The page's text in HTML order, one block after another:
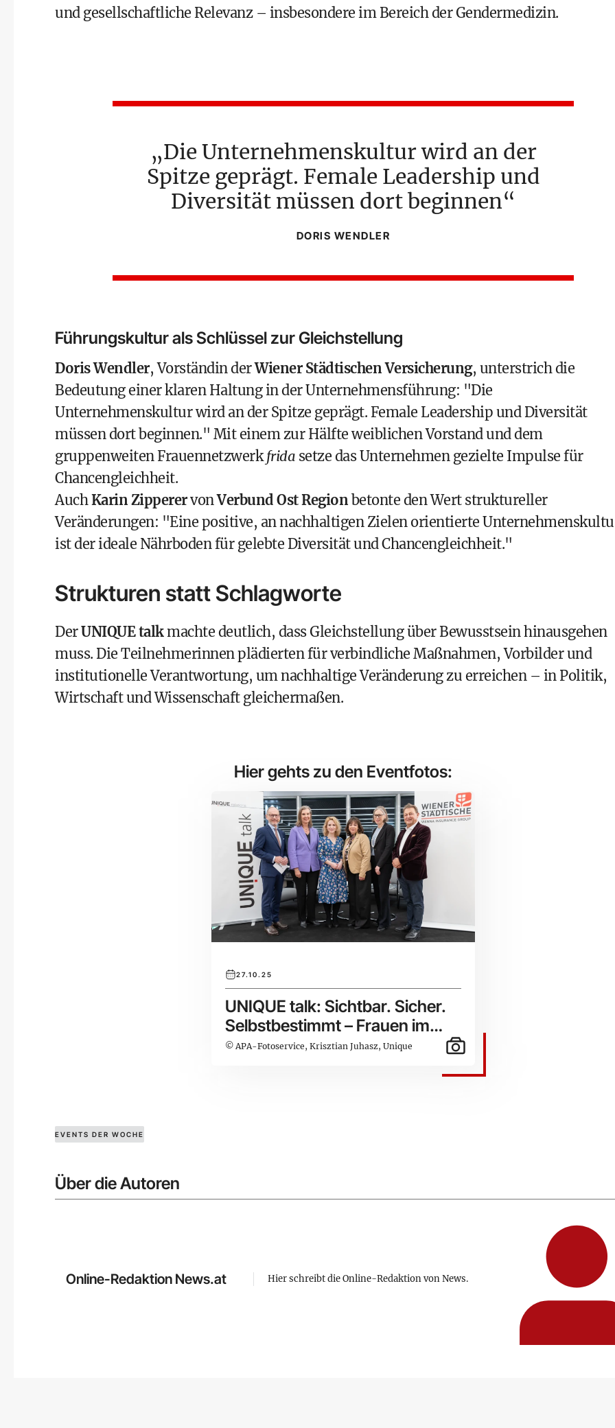
und gesellschaftliche Relevanz – insbesondere im Bereich der Gendermedizin.
Die Unternehmenskultur wird an der
Spitze geprägt. Female Leadership und
Diversität müssen dort beginnen
DORIS WENDLER
Führungskultur als Schlüssel zur Gleichstellung
Doris Wendler, Vorständin derWiener Städtischen Versicherung, unterstrich die
Bedeutung einer klaren Haltung in der Unternehmensführung: "Die
Unternehmenskultur wird an der Spitze geprägt. Female Leadership und Diversität
müssen dort beginnen." Mit einem zur Hälfte weiblichen Vorstand und dem
gruppenweiten Frauennetzwerkfrida setze das Unternehmen gezielte Impulse für
Chancengleichheit.
AuchKarin ZipperervonVerbund Ost Region betonte den Wert struktureller
Veränderungen: "Eine positive, an nachhaltigen Zielen orientierte
ist der ideale Nährboden für gelebte Diversität und Chancengleichheit."
Strukturen statt Schlagworte
DerUNIQUE talkmachte deutlich, dass Gleichstellung über Bewusstsein hinausgehen
muss. Die Teilnehmerinnen plädierten für verbindliche Maßnahmen, Vorbilder und
institutionelle Verantwortung, um nachhaltige Veränderung zu erreichen – in Politik,
Wirtschaft und Wissenschaft gleichermaßen.
Hier gehts zu den Eventfotos:
27.10.25
UNIQUE talk: Sichtbar. Sicher.
Selbstbestimmt – Frauen im
Fokus
© APA-Fotoservice, Krisztian Juhasz, Unique
EVENTS DER WOCHE
Über die Autoren
Online-Redaktion News.at Hier schreibt die Online-Redaktion von News.